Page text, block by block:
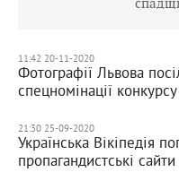
11:42 20-11-2020
Фотографії Львова
спецномінації
21:30 25-09-2020
Українська Вікіпедія
пропагандистські